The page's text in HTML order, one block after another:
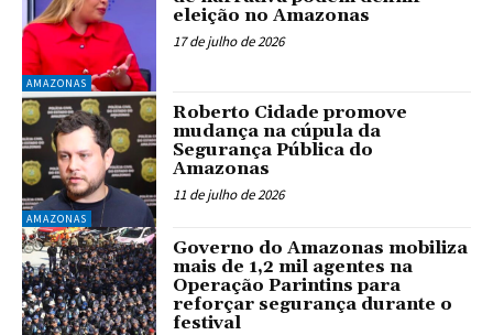
AMAZONAS
eleição no Amazonas
17 de julho de 2026
AMAZONAS
Roberto Cidade promove
mudança na cúpula da
Segurança Pública do
Amazonas
11 de julho de 2026
Governo do Amazonas mobiliza
mais de 1,2 mil agentes na
Operação Parintins para
reforçar segurança durante o
festival